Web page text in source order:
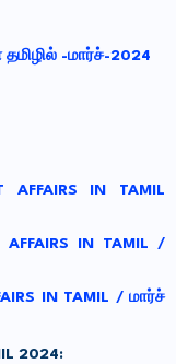
தமிழில் -மார்ச்-2024
AFFAIRS IN TAMIL
AFFAIRS IN TAMIL /
IN TAMIL / மார்ச்
2024: